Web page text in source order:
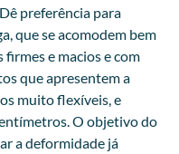
preferência para
que se acomodem bem
firmes e macios e com
que apresentem a
muito flexíveis, e
O objetivo do
a deformidade já